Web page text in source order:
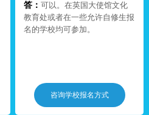
答： 可以。在英国大使馆文化
教育处或者在一些允许自修生报
名的学校均可参加。
咨询学校报名方式